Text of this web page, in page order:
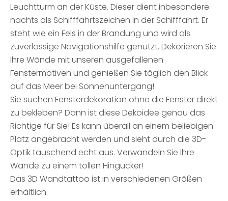
Leuchtturm an der Küste. Dieser dient inbesondere
nachts als Schifffahrtszeichen in der Schifffahrt. Er
steht wie ein Fels in der Brandung und wird als
zuverlässige Navigationshilfe genutzt. Dekorieren Sie
Ihre Wände mit unseren ausgefallenen
Fenstermotiven und genießen Sie täglich den Blick
auf das Meer bei Sonnenuntergang!
Sie suchen Fensterdekoration ohne die Fenster direkt
zu bekleben? Dann ist diese Dekoidee genau das
Richtige für Sie! Es kann überall an einem beliebigen
Platz angebracht werden und sieht durch die 3D-
Optik täuschend echt aus. Verwandeln Sie Ihre
Wände zu einem tollen Hingucker!
Das 3D Wandtattoo ist in verschiedenen Größen
erhältlich.